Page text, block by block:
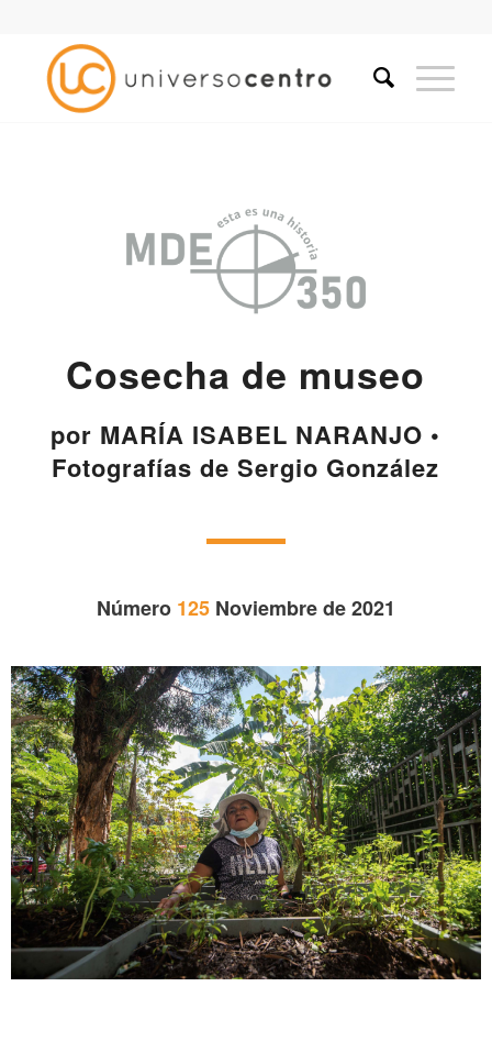
Cosecha de museo
por MARÍA ISABEL NARANJO •
Fotografías de Sergio González
Número125 Noviembre de 2021